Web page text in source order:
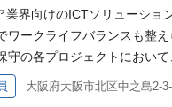
テスト等の計画策定経験
援・システム開発・運用保
業界向けのICTソリューシ
ワークライフバランスも整
守の各プロジェクトにおい
上）まで様々ございます
も携わって頂きます。 ※製
大阪府大阪市北区中之島2-